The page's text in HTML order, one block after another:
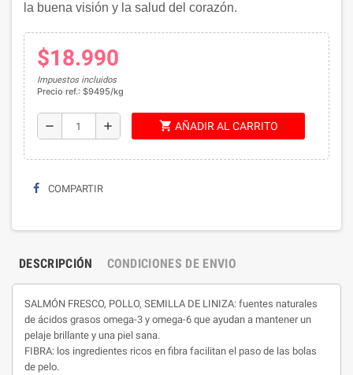
la buena visión y la salud del corazón.
$18.990
Impuestos incluidos
Precio ref.: $9495/kg
remove add shopping_cart AÑADIR AL CARRITO
COMPARTIR
DESCRIPCIÓN CONDICIONES DE ENVIO
SALMÓN FRESCO, POLLO, SEMILLA DE LINIZA: fuentes naturales
de ácidos grasos omega-3 y omega-6 que ayudan a mantener un
pelaje brillante y una piel sana.
FIBRA: los ingredientes ricos en fibra facilitan el paso de las bolas
de pelo.